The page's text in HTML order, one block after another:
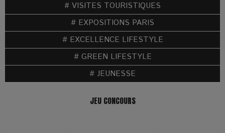
# VISITES TOURISTIQUES
# EXPOSITIONS PARIS
# EXCELLENCE LIFESTYLE
# GREEN LIFESTYLE
# JEUNESSE
JEU CONCOURS